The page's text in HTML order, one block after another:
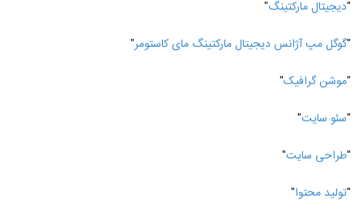
"دیجیتال مارکتینگ"
"گوگل مپ آژانس دیجیتال مارکتینگ مای کاستومر"
"موشن گرافیک"
"سئو سایت"
"طراحی سایت"
"تولید محتوا"